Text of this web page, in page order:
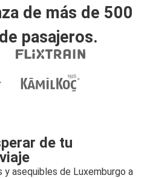
de más de 500
pasajeros.
de tu
viaje
y asequibles de Luxemburgo a